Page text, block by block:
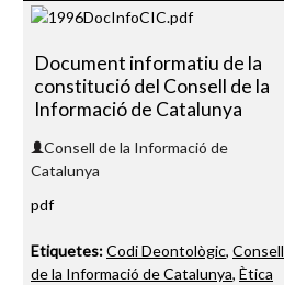
Document informatiu de la
constitució del Consell de la
Informació de Catalunya
Consell de la Informació de
Catalunya
pdf
Etiquetes:Codi Deontològic, Consell
de la Informació de Catalunya, Ètica